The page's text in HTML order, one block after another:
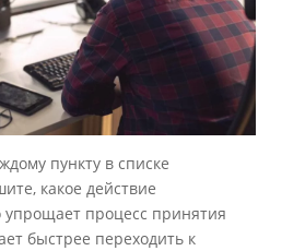
пункту в списке
какое действие
упрощает процесс принятия
быстрее переходить к